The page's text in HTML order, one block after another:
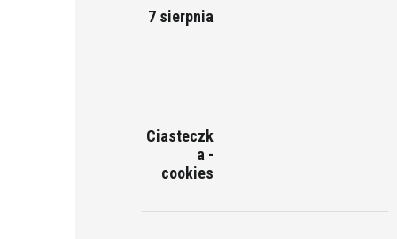
7 sierpnia
Ciasteczk
a -
cookies